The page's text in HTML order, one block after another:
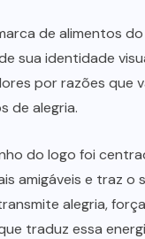
de alimentos
sua identidade
por razões que
de alegria.
do logo foi
amigáveis e traz o
alegria,
traduz essa